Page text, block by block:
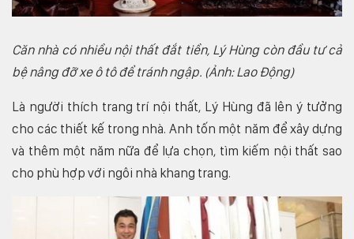
Căn nhà có nhiều nội thất đắt tiền, Lý Hùng còn đầu tư cả
bệ nâng đỡ xe ô tô để tránh ngập. (Ảnh: Lao Động)
Là người thích trang trí nội thất, Lý Hùng đã lên ý tưởng
cho các thiết kế trong nhà. Anh tốn một năm để xây dựng
và thêm một năm nữa để lựa chọn, tìm kiếm nội thất sao
cho phù hợp với ngôi nhà khang trang.